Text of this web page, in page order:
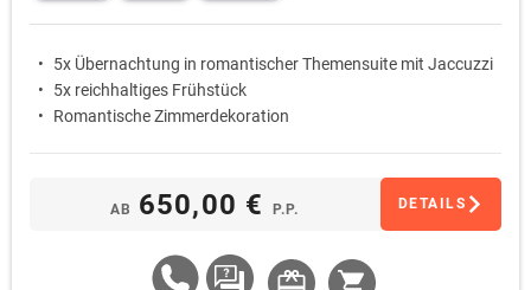
5x Übernachtung in romantischer Themensuite mit Jaccuzzi
5x reichhaltiges Frühstück
Romantische Zimmerdekoration
AB 650,00 € P.P. DETAILS